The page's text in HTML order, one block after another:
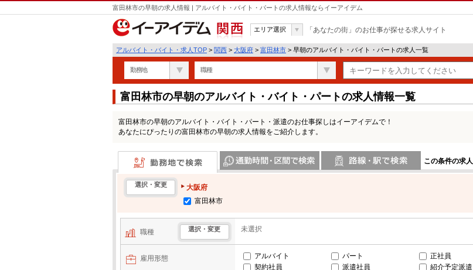
富田林市の早朝の求人情報 | アルバイト・バイト・パートの求人情報ならイーアイデム
関西
エリア選択 「あなたの街」のお仕事が探せる求人サイト
アルバイト・バイト・求人TOP > 関西 > 大阪府 > 富田林市 > 早朝のアルバイト・バイト・パートの求人一覧
勤務地 職種
富田林市の早朝のアルバイト・バイト・パートの求人情報一覧
富田林市の早朝のアルバイト・バイト・パート・派遣のお仕事探しはイーアイデムで！
あなたにぴったりの富田林市の早朝の求人情報をご紹介します。
この条件の求人
勤務地で検索
選択・変更
大阪府
富田林市
職種 選択・変更 未選択
雇用形態 アルバイト パート
正社員
契約社員
派遣社員
紹介予定派遣